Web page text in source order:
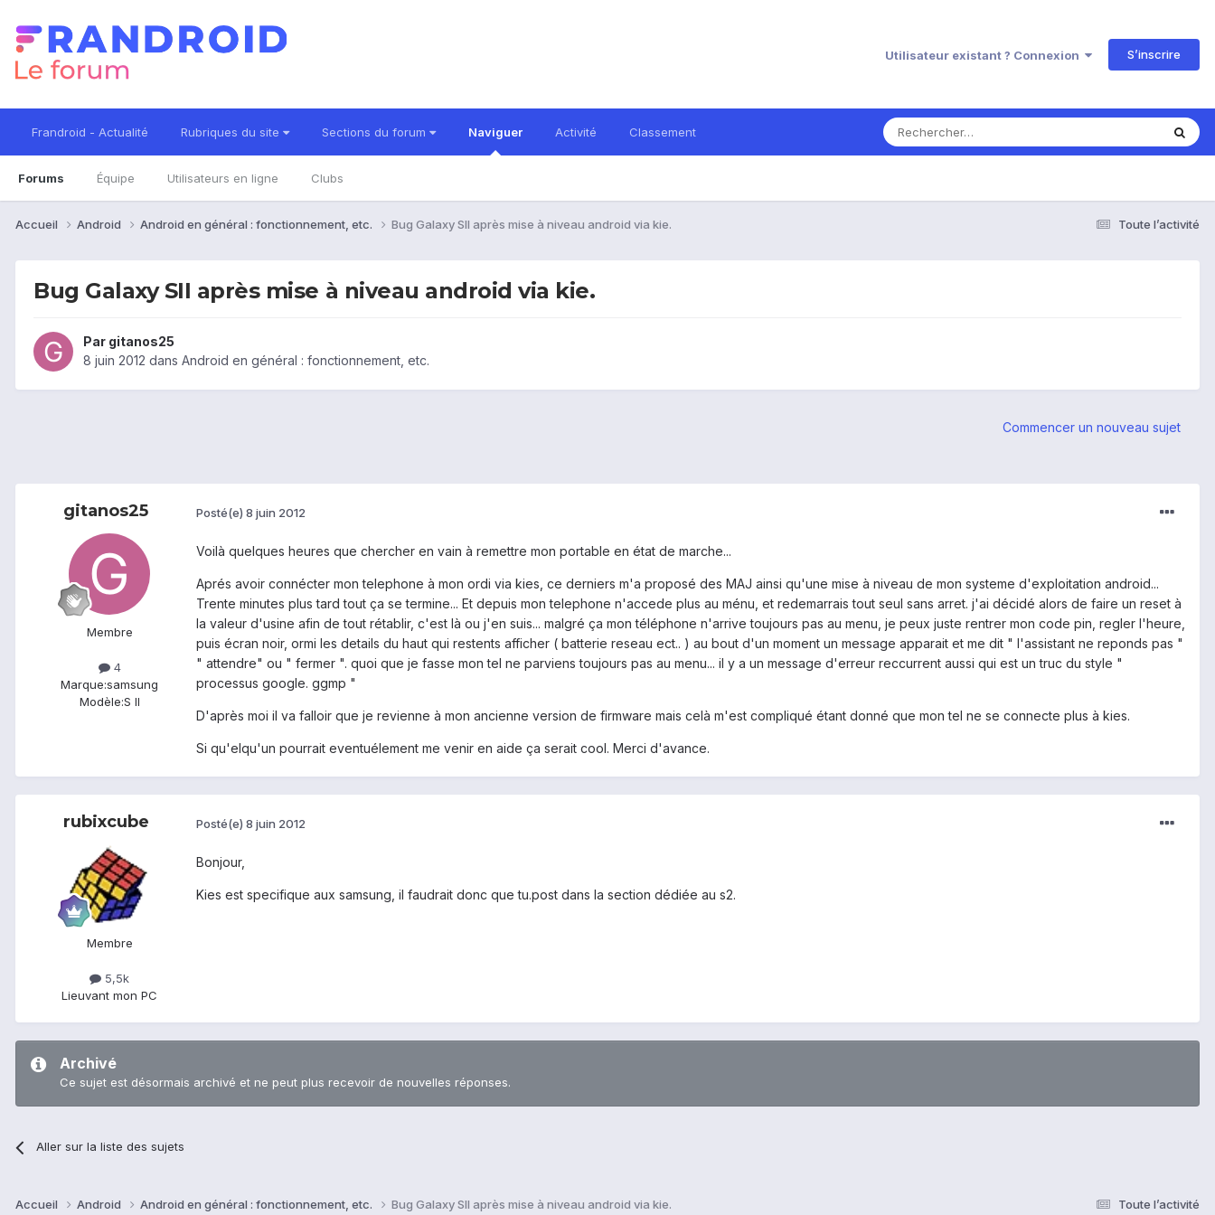
Utilisateur existant ? Connexion S’inscrire
Frandroid - Actualité Rubriques du site Sections du forum Naviguer
Forums Équipe Utilisateurs en ligne Clubs
Activité Classement
Toute l’activité
Accueil Android Android en général : fonctionnement, etc. Bug Galaxy SII après mise à niveau android via kie.
Bug Galaxy SII après mise à niveau android via kie.
Par gitanos25
8 juin 2012 dans Android en général : fonctionnement, etc.
Commencer un nouveau sujet
gitanos25
Membre
4
Marque:samsung
Modèle:S II
Posté(e) 8 juin 2012
Voilà quelques heures que chercher en vain à remettre mon portable en état de marche...
Aprés avoir connécter mon telephone à mon ordi via kies, ce derniers m'a proposé des MAJ ainsi qu'une mise à niveau de mon systeme d'exploitation android...
Trente minutes plus tard tout ça se termine... Et depuis mon telephone n'accede plus au ménu, et redemarrais tout seul sans arret. j'ai décidé alors de faire un reset à
la valeur d'usine afin de tout rétablir, c'est là ou j'en suis... malgré ça mon téléphone n'arrive toujours pas au menu, je peux juste rentrer mon code pin, regler l'heure,
puis écran noir, ormi les details du haut qui restents afficher ( batterie reseau ect.. ) au bout d'un moment un message apparait et me dit " l'assistant ne reponds pas "
" attendre" ou " fermer ". quoi que je fasse mon tel ne parviens toujours pas au menu... il y a un message d'erreur reccurrent aussi qui est un truc du style "
processus google. ggmp "
D'après moi il va falloir que je revienne à mon ancienne version de firmware mais celà m'est compliqué étant donné que mon tel ne se connecte plus à kies.
Si qu'elqu'un pourrait eventuélement me venir en aide ça serait cool. Merci d'avance.
rubixcube
Membre
5,5k
Lieuvant mon PC
Posté(e) 8 juin 2012
Bonjour,
Kies est specifique aux samsung, il faudrait donc que tu.post dans la section dédiée au s2.
Archivé
Ce sujet est désormais archivé et ne peut plus recevoir de nouvelles réponses.
Aller sur la liste des sujets
Toute l’activité
Accueil Android Android en général : fonctionnement, etc. Bug Galaxy SII après mise à niveau android via kie.